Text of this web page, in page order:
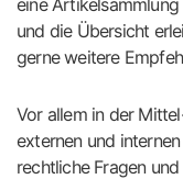
und die Übersicht
gerne weitere
Vor allem in der
externen und
rechtliche Fragen